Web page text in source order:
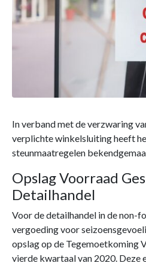
In verband met de verzwaring
verplichte winkelsluiting heeft
steunmaatregelen
Opslag Voorraad
Detailhandel
Voor de detailhandel in de non-
vergoeding voor
opslag op de Tegemoetkoming
vierde kwartaal van 2020. Deze